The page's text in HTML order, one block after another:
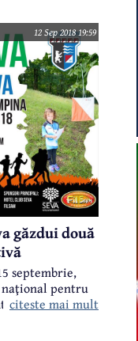
12 Sep 2018 19:59
găzdui două
septembrie,
pentru
sportivă.
citeste mai mult